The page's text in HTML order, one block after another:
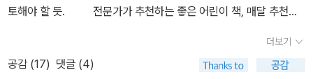
토해야 할 듯. 전문가가 추천하는 좋은 어린이 책, 매달 추천중
신기한 동물에게 배우는 생태계>는 꼭 살 것 같고,학교 아이들을 위
해서는 <똑똑한 어린이 어휘교과서>와 <욕쟁이 찬두>나<우리집엔
더보기
공감 (17) 댓글 (4)